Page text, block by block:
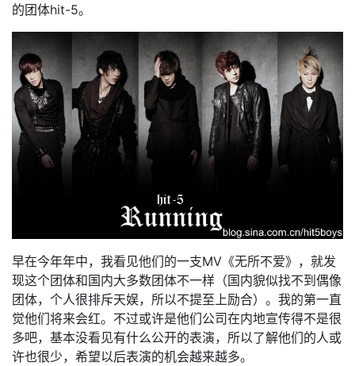
的团体hit-5。
早在今年年中，我看见他们的一支MV《无所不爱》，就发
现这个团体和国内大多数团体不一样（国内貌似找不到偶像
团体，个人很排斥天娱，所以不提至上励合）。我的第一直
觉他们将来会红。不过或许是他们公司在内地宣传得不是很
多吧，基本没看见有什么公开的表演，所以了解他们的人或
许也很少，希望以后表演的机会越来越多。